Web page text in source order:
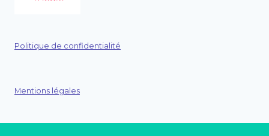
Politique de confidentialité
Mentions légales